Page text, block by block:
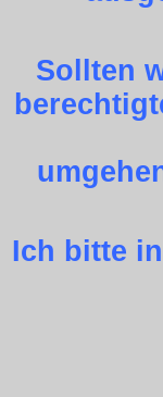
Sollten
Ich bitte